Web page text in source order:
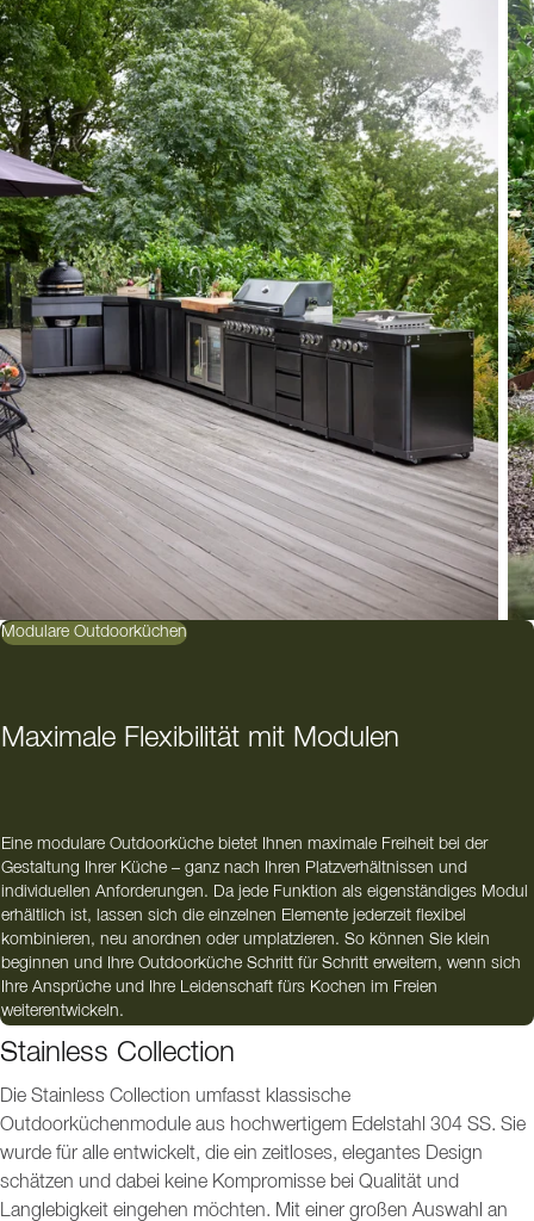
Modulare Outdoorküchen
Maximale Flexibilität mit Modulen
Eine modulare Outdoorküche bietet Ihnen maximale Freiheit bei der
Gestaltung Ihrer Küche – ganz nach Ihren Platzverhältnissen und
individuellen Anforderungen. Da jede Funktion als eigenständiges Modul
erhältlich ist, lassen sich die einzelnen Elemente jederzeit flexibel
kombinieren, neu anordnen oder umplatzieren. So können Sie klein
beginnen und Ihre Outdoorküche Schritt für Schritt erweitern, wenn sich
Ihre Ansprüche und Ihre Leidenschaft fürs Kochen im Freien
weiterentwickeln.
Stainless Collection
Die Stainless Collection umfasst klassische
Outdoorküchenmodule aus hochwertigem Edelstahl 304 SS. Sie
wurde für alle entwickelt, die ein zeitloses, elegantes Design
schätzen und dabei keine Kompromisse bei Qualität und
Langlebigkeit eingehen möchten. Mit einer großen Auswahl an